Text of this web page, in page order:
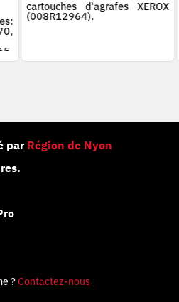
cartouches d'agrafes XEROX
(008R12964).
par Région de Nyon
?Contactez-nous